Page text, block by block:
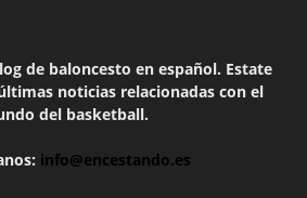
de baloncesto en español. Estate
noticias relacionadas con el
del basketball.
info@encestando.es